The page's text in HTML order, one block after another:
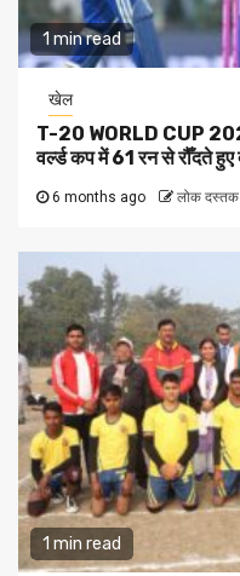
1 min read
खेल
T-20 WORLD CUP
वर्ल्ड कप में 61 रन से रौँदते हुए
6 months ago लोक दस्तक
1 min read